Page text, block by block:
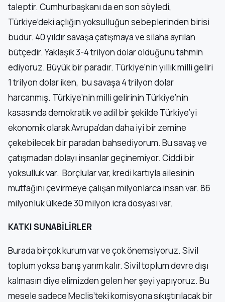
taleptir. Cumhurbaşkanı da en son söyledi,
Türkiye’deki açlığın yoksulluğun sebeplerinden birisi
budur. 40 yıldır savaşa çatışmaya ve silaha ayrılan
bütçedir. Yaklaşık 3-4 trilyon dolar olduğunu tahmin
ediyoruz. Büyük bir paradır. Türkiye’nin yıllık milli geliri
1 trilyon dolar iken, bu savaşa 4 trilyon dolar
harcanmış. Türkiye’nin milli gelirinin Türkiye’nin
kasasında demokratik ve adil bir şekilde Türkiye’yi
ekonomik olarak Avrupa’dan daha iyi bir zemine
çekebilecek bir paradan bahsediyorum. Bu savaş ve
çatışmadan dolayı insanlar geçinemiyor. Ciddi bir
yoksulluk var. Borçlular var, kredi kartıyla ailesinin
mutfağını çevirmeye çalışan milyonlarca insan var. 86
milyonluk ülkede 30 milyon icra dosyası var.
KATKI SUNABİLİRLER
Burada birçok kurum var ve çok önemsiyoruz. Sivil
toplum yoksa barış yarım kalır. Sivil toplum devre dışı
kalmasın diye elimizden gelen her şeyi yapıyoruz. Bu
mesele sadece Meclis’teki komisyona sıkıştırılacak bir